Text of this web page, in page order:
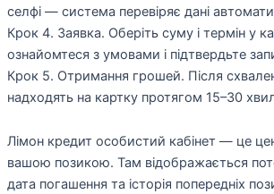
селфі — система перевіряє дані
Крок 4. Заявка. Оберіть суму і термін у
ознайомтеся з умовами і підтвердьте
Крок 5. Отримання грошей. Після
надходять на картку протягом 15–30
Лімон кредит особистий кабінет — це
вашою позикою. Там відображається
дата погашення та історія попередніх